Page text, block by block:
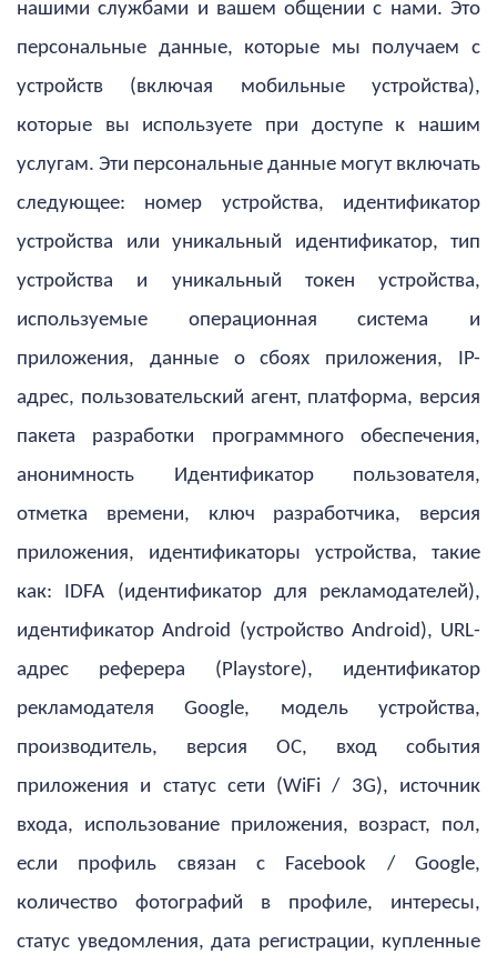
нашими службами и вашем общении с нами. Это
персональные данные, которые мы получаем с
устройств (включая мобильные устройства),
которые вы используете при доступе к нашим
услугам. Эти персональные данные могут включать
следующее: номер устройства, идентификатор
устройства или уникальный идентификатор, тип
устройства и уникальный токен устройства,
используемые операционная система и
приложения, данные о сбоях приложения, IP-
адрес, пользовательский агент, платформа, версия
пакета разработки программного обеспечения,
анонимность Идентификатор пользователя,
отметка времени, ключ разработчика, версия
приложения, идентификаторы устройства, такие
как: IDFA (идентификатор для рекламодателей),
идентификатор Android (устройство Android), URL-
адрес реферера (Playstore), идентификатор
рекламодателя Google, модель устройства,
производитель, версия ОС, вход события
приложения и статус сети (WiFi / 3G), источник
входа, использование приложения, возраст, пол,
если профиль связан с Facebook / Google,
количество фотографий в профиле, интересы,
статус уведомления, дата регистрации, купленные